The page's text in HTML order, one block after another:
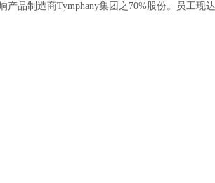
品制造商Tymphany集团之70%股份。员工现
资讯化﹑组织扁平化﹑生产效率化﹑研发市场
务机（MFP）等；电脑周边产品：滑鼠、键盘